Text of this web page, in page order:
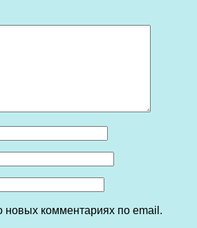
новых комментариях по email.